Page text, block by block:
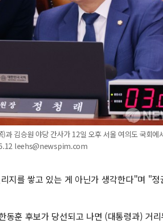
김승원 야당 간사가 12일 오후 서울 여의도 국회에
leehs@newspim.com
지를 쌓고 있는 게 아닌가 생각한다"며 "정
훈 후보가 당선되고 나면 (대통령과) 거